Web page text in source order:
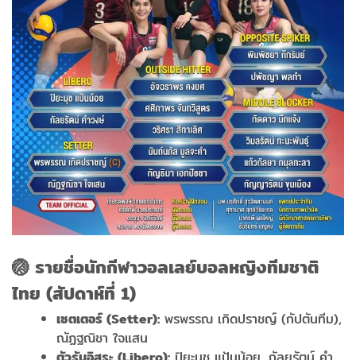
🏐 รายชื่อนักกีฬาวอลเลย์บอลหญิงทีมชาติ
ไทย (สัปดาห์ที่ 1)
เซตเตอร์ (Setter): พรพรรณ เกิดปราชญ์ (กัปตันทีม),
ณัฏฐณิชา ใจแสน